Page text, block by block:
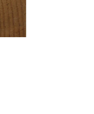
øje 10 stk.